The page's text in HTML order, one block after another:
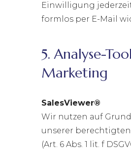
Einwilligung
formlos per E-Mail
5. Analyse-
Marketing
SalesViewer®
Wir nutzen auf
unserer
(Art. 6 Abs. 1 lit. f